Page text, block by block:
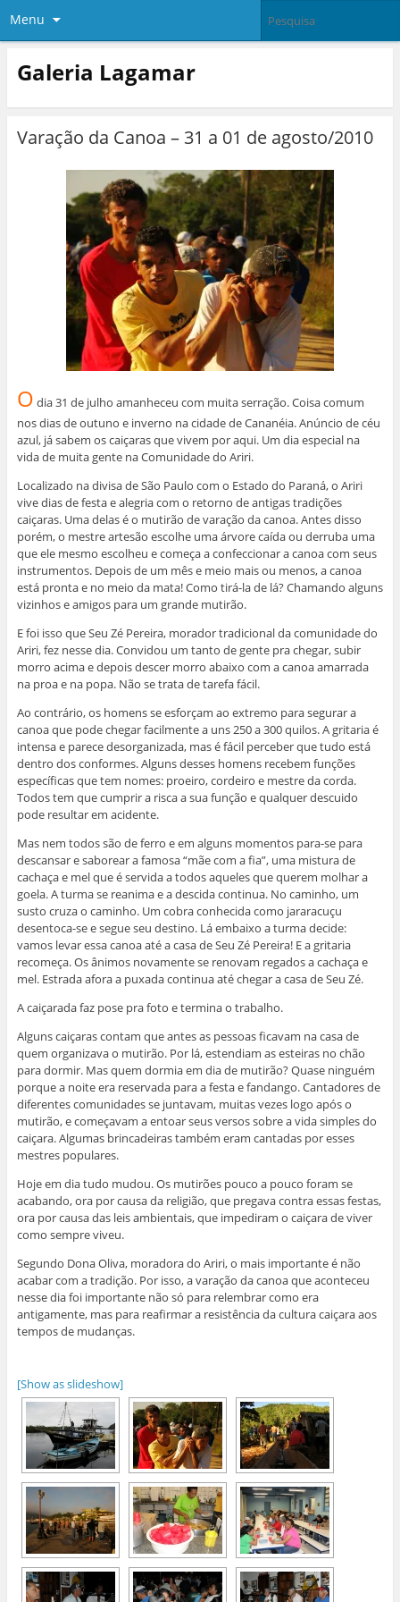
Menu
Galeria Lagamar
Varação da Canoa – 31 a 01 de agosto/2010
O dia 31 de julho amanheceu com muita serração. Coisa comum
nos dias de outuno e inverno na cidade de Cananéia. Anúncio de céu
azul, já sabem os caiçaras que vivem por aqui. Um dia especial na
vida de muita gente na Comunidade do Ariri.
Localizado na divisa de São Paulo com o Estado do Paraná, o Ariri
vive dias de festa e alegria com o retorno de antigas tradições
caiçaras. Uma delas é o mutirão de varação da canoa. Antes disso
porém, o mestre artesão escolhe uma árvore caída ou derruba uma
que ele mesmo escolheu e começa a confeccionar a canoa com seus
instrumentos. Depois de um mês e meio mais ou menos, a canoa
está pronta e no meio da mata! Como tirá-la de lá? Chamando alguns
vizinhos e amigos para um grande mutirão.
E foi isso que Seu Zé Pereira, morador tradicional da comunidade do
Ariri, fez nesse dia. Convidou um tanto de gente pra chegar, subir
morro acima e depois descer morro abaixo com a canoa amarrada
na proa e na popa. Não se trata de tarefa fácil.
Ao contrário, os homens se esforçam ao extremo para segurar a
canoa que pode chegar facilmente a uns 250 a 300 quilos. A gritaria é
intensa e parece desorganizada, mas é fácil perceber que tudo está
dentro dos conformes. Alguns desses homens recebem funções
específicas que tem nomes: proeiro, cordeiro e mestre da corda.
Todos tem que cumprir a risca a sua função e qualquer descuido
pode resultar em acidente.
Mas nem todos são de ferro e em alguns momentos para-se para
descansar e saborear a famosa “mãe com a fia”, uma mistura de
cachaça e mel que é servida a todos aqueles que querem molhar a
goela. A turma se reanima e a descida continua. No caminho, um
susto cruza o caminho. Um cobra conhecida como jararacuçu
desentoca-se e segue seu destino. Lá embaixo a turma decide:
vamos levar essa canoa até a casa de Seu Zé Pereira! E a gritaria
recomeça. Os ânimos novamente se renovam regados a cachaça e
mel. Estrada afora a puxada continua até chegar a casa de Seu Zé.
A caiçarada faz pose pra foto e termina o trabalho.
Alguns caiçaras contam que antes as pessoas ficavam na casa de
quem organizava o mutirão. Por lá, estendiam as esteiras no chão
para dormir. Mas quem dormia em dia de mutirão? Quase ninguém
porque a noite era reservada para a festa e fandango. Cantadores de
diferentes comunidades se juntavam, muitas vezes logo após o
mutirão, e começavam a entoar seus versos sobre a vida simples do
caiçara. Algumas brincadeiras também eram cantadas por esses
mestres populares.
Hoje em dia tudo mudou. Os mutirões pouco a pouco foram se
acabando, ora por causa da religião, que pregava contra essas festas,
ora por causa das leis ambientais, que impediram o caiçara de viver
como sempre viveu.
Segundo Dona Oliva, moradora do Ariri, o mais importante é não
acabar com a tradição. Por isso, a varação da canoa que aconteceu
nesse dia foi importante não só para relembrar como era
antigamente, mas para reafirmar a resistência da cultura caiçara aos
tempos de mudanças.
[Show as slideshow]